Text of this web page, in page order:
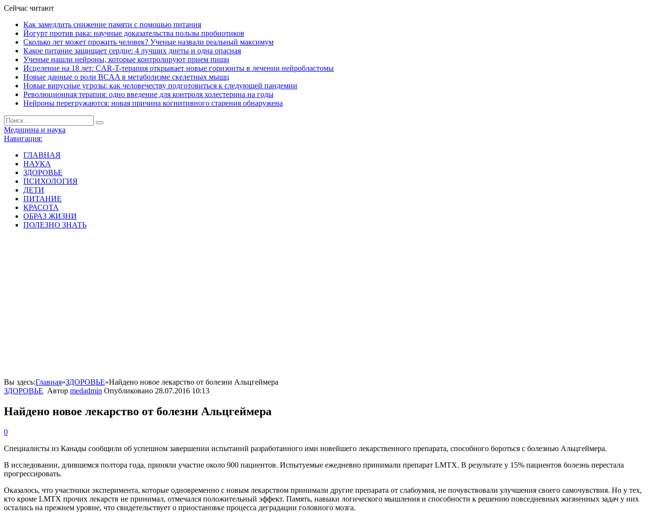
Сейчас читают
Как замедлить снижение памяти с помощью питания
Йогурт против рака: научные доказательства пользы пробиотиков
Сколько лет может прожить человек? Ученые назвали реальный максимум
Какое питание защищает сердце: 4 лучших диеты и одна опасная
Ученые нашли нейроны, которые контролируют прием пищи
Исцеление на 18 лет: CAR-T-терапия открывает новые горизонты в лечении нейробластомы
Новые данные о роли BCAA в метаболизме скелетных мышц
Новые вирусные угрозы: как человечеству подготовиться к следующей пандемии
Революционная терапия: одно введение для контроля холестерина на годы
Нейроны перегружаются: новая причина когнитивного старения обнаружена
Медицина и наука
Навигация:
ГЛАВНАЯ
НАУКА
ЗДОРОВЬЕ
ПСИХОЛОГИЯ
ДЕТИ
ПИТАНИЕ
КРАСОТА
ОБРАЗ ЖИЗНИ
ПОЛЕЗНО ЗНАТЬ
Вы здесь:Главная»ЗДОРОВЬЕ»Найдено новое лекарство от болезни Альцгеймера
ЗДОРОВЬЕ Автор medadmin Опубликовано 28.07.2016 10:13
Найдено новое лекарство от болезни Альцгеймера
0
Специалисты из Канады сообщили об успешном завершении испытаний разработанного ими новейшего лекарственного препарата, способного бороться с болезнью Альцгеймера.
В исследовании, длившемся полтора года, приняли участие около 900 пациентов. Испытуемые ежедневно принимали препарат LMTX. В результате у 15% пациентов болезнь перестала
прогрессировать.
Оказалось, что участники эксперимента, которые одновременно с новым лекарством принимали другие препарата от слабоумия, не почувствовали улучшения своего самочувствия. Но у тех,
кто кроме LMTX прочих лекарств не принимал, отмечался положительный эффект. Память, навыки логического мышления и способности к решению повседневных жизненных задач у них
остались на прежнем уровне, что свидетельствует о приостановке процесса деградации головного мозга.